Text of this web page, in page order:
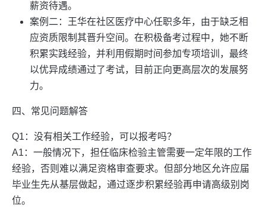
薪资待遇。
案例二：王华在社区医疗中心任职多年，由于缺乏相
应资质限制其晋升空间。在积极备考过程中，她不断
积累实践经验，并利用假期时间参加专项培训，最终
以优异成绩通过了考试，目前正向更高层次的发展努
力。
四、常见问题解答
Q1：没有相关工作经验，可以报考吗？
A1：一般情况下，担任临床检验主管需要一定年限的工作
经验，否则难以满足资格审查要求。但部分地区允许应届
毕业生先从基层做起，通过逐步积累经验再申请高级别岗
位。